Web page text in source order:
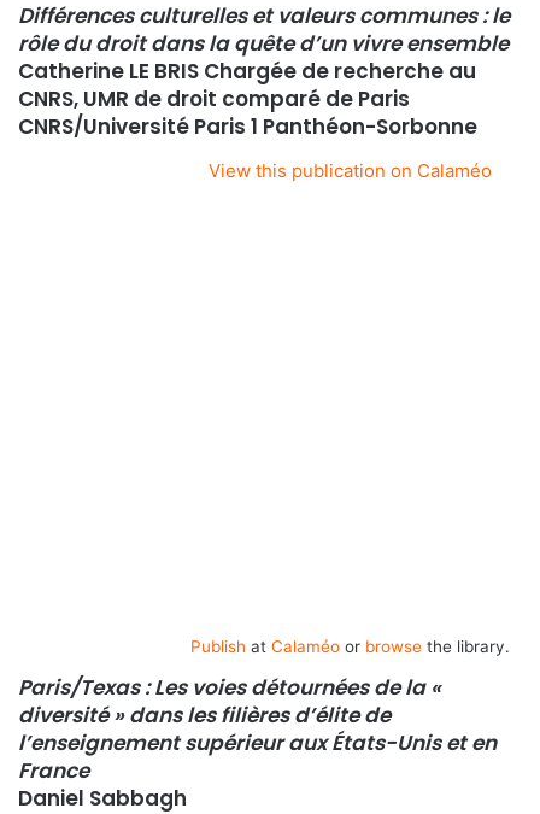
Différences culturelles et valeurs communes : le
rôle du droit dans la quête d’un vivre ensemble
Catherine LE BRIS Chargée de recherche au
CNRS, UMR de droit comparé de Paris
CNRS/Université Paris 1 Panthéon-Sorbonne
View this publication on Calaméo
Publish at Calaméoor browsethe library.
Paris/Texas : Les voies détournées de la «
diversité » dans les filières d’élite de
l’enseignement supérieur aux États-Unis et en
France
Daniel Sabbagh